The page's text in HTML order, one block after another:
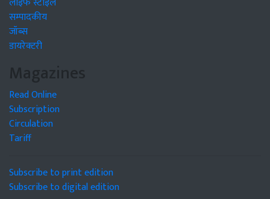
सम्पादकीय
जॉब्स
डायरेक्टरी
Magazines
Read Online
Subscription
Circulation
Tariff
Subscribe to print edition
Subscribe to digital edition